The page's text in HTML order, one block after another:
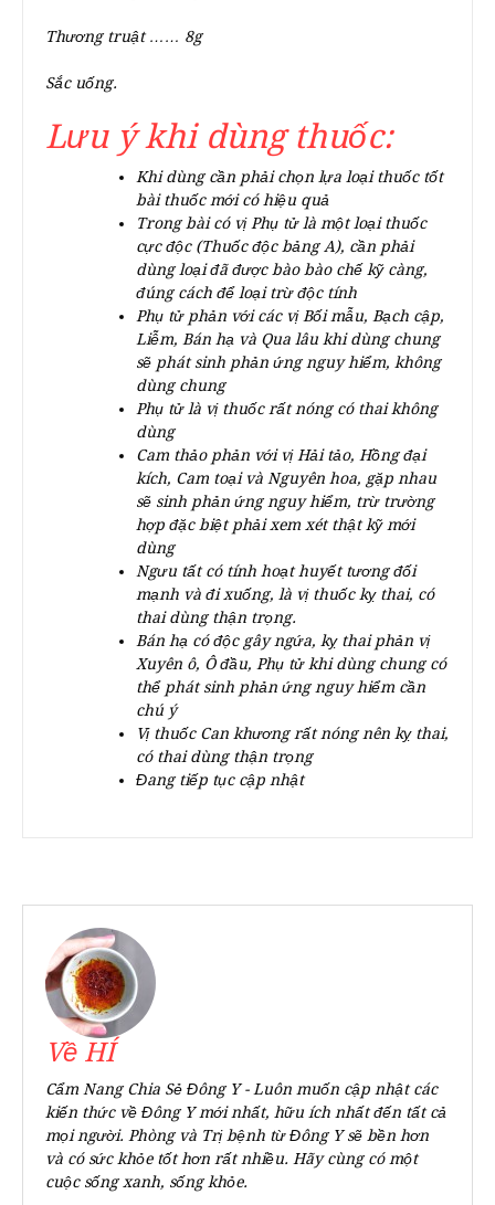
Thương truật …… 8g
Sắc uống.
Lưu ý khi dùng thuốc:
Khi dùng cần phải chọn lựa loại thuốc tốt
bài thuốc mới có hiệu quả
Trong bài có vị Phụ tử là một loại thuốc
cực độc (Thuốc độc bảng A), cần phải
dùng loại đã được bào bào chế kỹ càng,
đúng cách để loại trừ độc tính
Phụ tử phản với các vị Bối mẫu, Bạch cập,
Liễm, Bán hạ và Qua lâu khi dùng chung
sẽ phát sinh phản ứng nguy hiểm, không
dùng chung
Phụ tử là vị thuốc rất nóng có thai không
dùng
Cam thảo phản với vị Hải tảo, Hồng đại
kích, Cam toại và Nguyên hoa, gặp nhau
sẽ sinh phản ứng nguy hiểm, trừ trường
hợp đặc biệt phải xem xét thật kỹ mới
dùng
Ngưu tất có tính hoạt huyết tương đối
mạnh và đi xuống, là vị thuốc kỵ thai, có
thai dùng thận trọng.
Bán hạ có độc gây ngứa, kỵ thai phản vị
Xuyên ô, Ô đầu, Phụ tử khi dùng chung có
thể phát sinh phản ứng nguy hiểm cần
chú ý
Vị thuốc Can khương rất nóng nên kỵ thai,
có thai dùng thận trọng
Đang tiếp tục cập nhật
Về HÍ
Cẩm Nang Chia Sẻ Đông Y - Luôn muốn cập nhật các
kiến thức về Đông Y mới nhất, hữu ích nhất đến tất cả
mọi người. Phòng và Trị bệnh từ Đông Y sẽ bền hơn
và có sức khỏe tốt hơn rất nhiều. Hãy cùng có một
cuộc sống xanh, sống khỏe.